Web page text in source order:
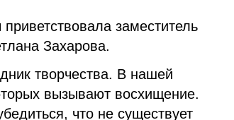
заместитель
Захарова.
творчества. В нашей
вызывают восхищение.
что не существует